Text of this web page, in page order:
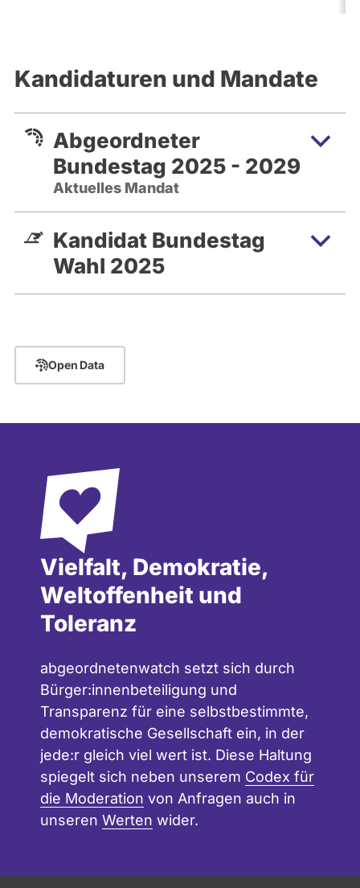
Kandidaturen und Mandate
Abgeordneter
Bundestag 2025 - 2029
Aktuelles Mandat
Kandidat Bundestag
Wahl 2025
Open Data
Vielfalt, Demokratie,
Weltoffenheit und
Toleranz
abgeordnetenwatch setzt sich durch
Bürger:innenbeteiligung und
Transparenz für eine selbstbestimmte,
demokratische Gesellschaft ein, in der
jede:r gleich viel wert ist. Diese Haltung
spiegelt sich neben unserem Codex für
die Moderation von Anfragen auch in
unseren Werten wider.